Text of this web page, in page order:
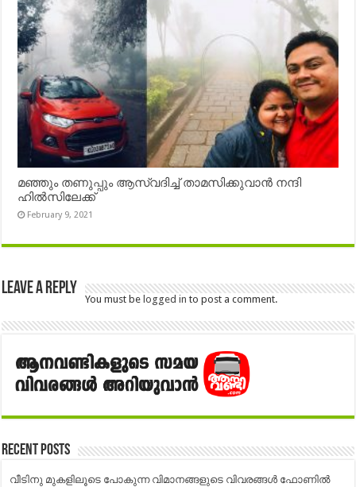
മഞ്ഞും തണുപ്പും ആസ്വദിച്ച് താമസിക്കുവാൻ നന്ദി
ഹിൽസിലേക്ക്
February 9, 2021
Leave a Reply
You must be logged in to post a comment.
Recent Posts
വീടിനു മുകളിലൂടെ പോകുന്ന വിമാനങ്ങളുടെ വിവരങ്ങൾ ഫോണിൽ